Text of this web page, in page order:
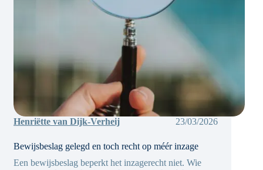
Henriëtte van Dijk-Verheij 23/03/2026
Bewijsbeslag gelegd en toch recht op méér inzage
Een bewijsbeslag beperkt het inzagerecht niet. Wie